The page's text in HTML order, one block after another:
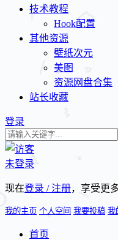
技术教程
Hook配置
其他资源
壁纸次元
美图
资源网盘合集
站长收藏
登录
未登录
现在登录 / 注册，享受更
我的主页 个人空间 我要投稿 我
首页